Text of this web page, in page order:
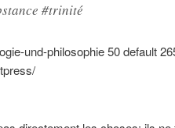
#trinité
und-philosophie50default